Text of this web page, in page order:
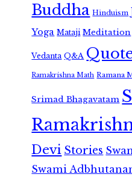
Buddha Hinduism
Yoga Mataji Meditation
Vedanta Q&A
Ramakrishna Math Ramana
Srimad Bhagavatam
Devi Stories
Swami